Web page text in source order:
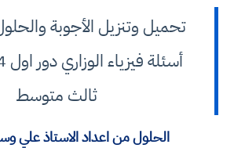
تحميل وتنزيل الأجوبة
ثالث متوسط
الحلول من اعداد الاستاذ علي